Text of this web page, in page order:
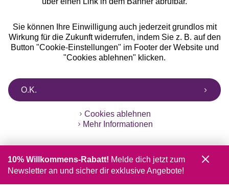
Sie können Ihre Einwilligung auch jederzeit grundlos mit
Wirkung für die Zukunft widerrufen, indem Sie z. B. auf den
Button "Cookie-Einstellungen" im Footer der Website und
"Cookies ablehnen" klicken.
O.K.
Cookies ablehnen
Mehr Informationen
10% Willkommens-Rabatt! Melde dich jetzt zum
Newsletter an und sicher dir exklusive Angebote!